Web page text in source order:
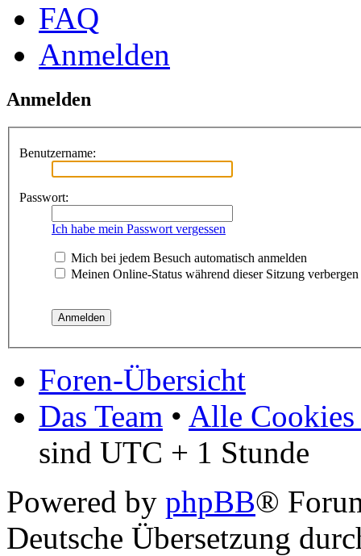
FAQ
Anmelden
Anmelden
Benutzername:
Passwort:
Ich habe mein Passwort vergessen
Mich bei jedem Besuch automatisch anmelden
Meinen Online-Status während dieser Sitzung verbergen
Foren-Übersicht
Das Team • Alle Cookies
sind UTC + 1 Stunde
Powered by phpBB®
Deutsche Übersetzung